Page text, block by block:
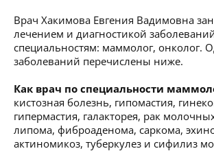
Врач Хакимова Евгения Вадимовна
лечением и диагностикой
специальностям: маммолог, онколог.
заболеваний перечислены ниже.
Как врач по специальности
кистозная болезнь, гипомастия,
гипермастия, галакторея, рак
липома, фиброаденома, саркома,
актиномикоз, туберкулез и сифилиз